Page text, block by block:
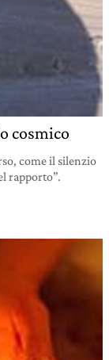
cosmico
come il silenzio
rapporto”.